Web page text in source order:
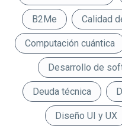
B2Me Calidad
Computación cuántica
Desarrollo de
Deuda técnica
Diseño UI y UX